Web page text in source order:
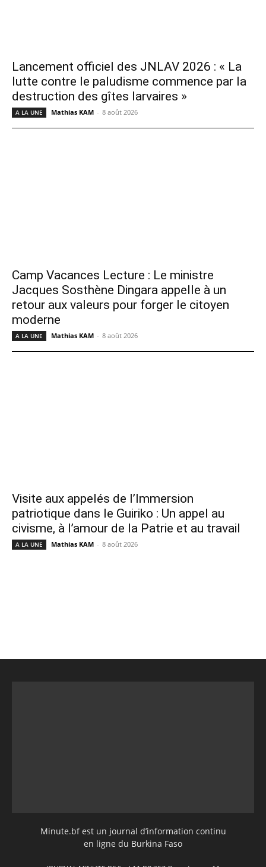
Lancement officiel des JNLAV 2026 : « La
lutte contre le paludisme commence par la
destruction des gîtes larvaires »
A LA UNE Mathias KAM - 8 août 2026
Camp Vacances Lecture : Le ministre
Jacques Sosthène Dingara appelle à un
retour aux valeurs pour forger le citoyen
moderne
A LA UNE Mathias KAM - 8 août 2026
Visite aux appelés de l’Immersion
patriotique dans le Guiriko : Un appel au
civisme, à l’amour de la Patrie et au travail
A LA UNE Mathias KAM - 8 août 2026
Minute.bf est un journal d’information continu
en ligne du Burkina Faso